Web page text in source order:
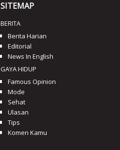
SITEMAP
BERITA
Berita Harian
Editorial
News In English
GAYA HIDUP
Famous Opinion
Mode
Sehat
Ulasan
Tips
Komen Kamu